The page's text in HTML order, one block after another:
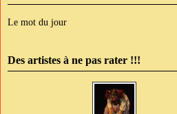
Le mot du jour
Des artistes à ne pas rater !!!